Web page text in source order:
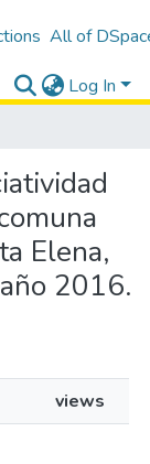
All of
Log In
Elena,
2016.
views